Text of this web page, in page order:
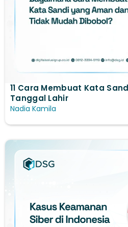
11 Cara Membuat Kata
Tanggal Lahir
Nadia Kamila